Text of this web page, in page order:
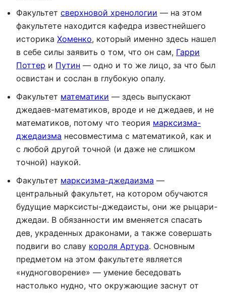
Факультет сверхновой хренологии — на этом
факультете находится кафедра известнейшего
историка Хоменко, который именно здесь нашел
в себе силы заявить о том, что он сам, Гарри
Поттер и Путин — одно и то же лицо, за что был
освистан и сослан в глубокую опалу.
Факультет математики — здесь выпускают
джедаев-математиков, вроде и не джедаев, и не
математиков, потому что теория марксизма-
джедаизма несовместима с математикой, как и
с любой другой точной (и даже не слишком
точной) наукой.
Факультет марксизма-джедаизма —
центральный факультет, на котором обучаются
будущие марксисты-джедаисты, они же рыцари-
джедаи. В обязанности им вменяется спасать
дев, украденных драконами, а также совершать
подвиги во славу короля Артура. Основным
предметом на этом факультете является
«нудноговорение» — умение беседовать
настолько нудно, что окружающие заснут от